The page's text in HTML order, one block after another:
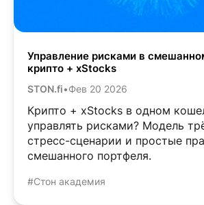
Управление рисками в
крипто + xStocks
STON.fi•Фев 20 2026
Крипто + xStocks в одном
управлять рисками? Модель
стресс-сценарии и простые
смешанного портфеля.
#Стон академия